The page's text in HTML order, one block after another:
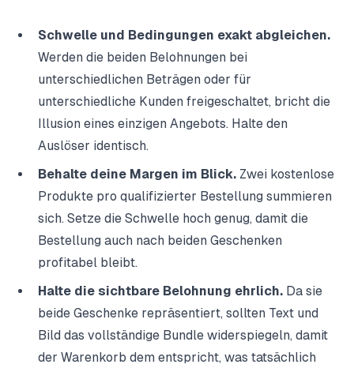
Schwelle und Bedingungen exakt abgleichen.
Werden die beiden Belohnungen bei
unterschiedlichen Beträgen oder für
unterschiedliche Kunden freigeschaltet, bricht die
Illusion eines einzigen Angebots. Halte den
Auslöser identisch.
Behalte deine Margen im Blick. Zwei kostenlose
Produkte pro qualifizierter Bestellung summieren
sich. Setze die Schwelle hoch genug, damit die
Bestellung auch nach beiden Geschenken
profitabel bleibt.
Halte die sichtbare Belohnung ehrlich. Da sie
beide Geschenke repräsentiert, sollten Text und
Bild das vollständige Bundle widerspiegeln, damit
der Warenkorb dem entspricht, was tatsächlich